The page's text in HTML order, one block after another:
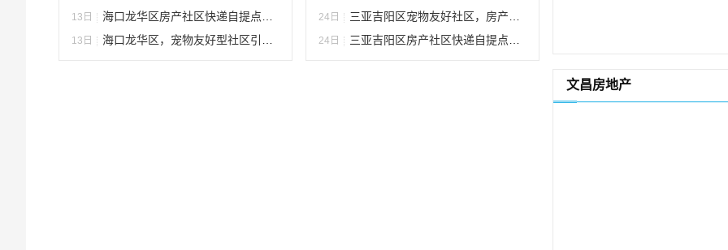
13日 海口龙华区房产社区快递自提点，便捷生活的新选择
13日 海口龙华区，宠物友好型社区引领居住品质新风尚
24日 三亚吉阳区宠物友好社区，房产周边设施维护案例研究
24日 三亚吉阳区房产社区快递自提点服务案例深度分析
文昌房地产